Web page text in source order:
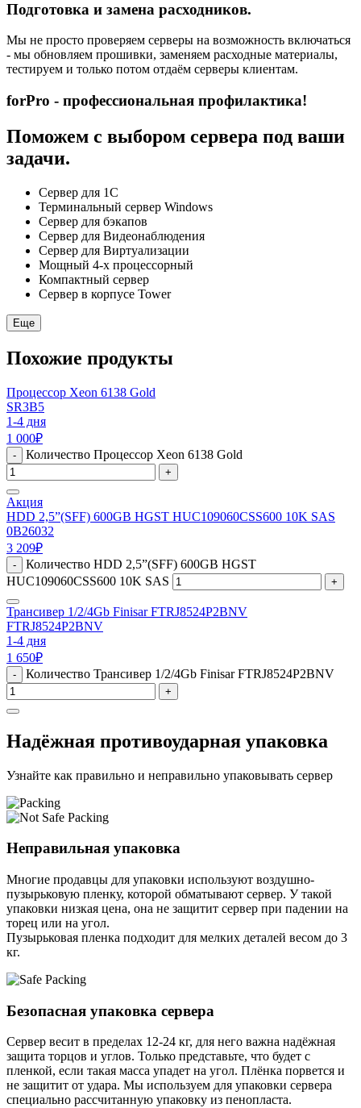
Подготовка и замена расходников.
Мы не просто проверяем серверы на возможность включаться
- мы обновляем прошивки, заменяем расходные материалы,
тестируем и только потом отдаём серверы клиентам.
forPro - профессиональная профилактика!
Поможем с выбором сервера под ваши
задачи.
Сервер для 1С
Терминальный сервер Windows
Сервер для бэкапов
Сервер для Видеонаблюдения
Сервер для Виртуализации
Мощный 4-х процессорный
Компактный сервер
Сервер в корпусе Tower
Еще
Похожие продукты
Процессор Xeon 6138 Gold
SR3B5
1-4 дня
1 000₽
- Количество Процессор Xeon 6138 Gold
+
Акция
HDD 2,5”(SFF) 600GB HGST HUC109060CSS600 10K SAS
0B26032
3 209₽
-
Количество HDD 2,5”(SFF) 600GB HGST
HUC109060CSS600 10K SAS
+
Трансивер 1/2/4Gb Finisar FTRJ8524P2BNV
FTRJ8524P2BNV
1-4 дня
1 650₽
- Количество Трансивер 1/2/4Gb Finisar FTRJ8524P2BNV
+
Надёжная противоударная упаковка
Узнайте как правильно и неправильно упаковывать сервер
Неправильная упаковка
Многие продавцы для упаковки используют воздушно-
пузырьковую пленку, которой обматывают сервер. У такой
упаковки низкая цена, она не защитит сервер при падении на
торец или на угол.
Пузырьковая пленка подходит для мелких деталей весом до 3
кг.
Безопасная упаковка сервера
Сервер весит в пределах 12-24 кг, для него важна надёжная
защита торцов и углов. Только представьте, что будет с
пленкой, если такая масса упадет на угол. Плёнка порвется и
не защитит от удара. Мы используем для упаковки сервера
специально расcчитанную упаковку из пенопласта.